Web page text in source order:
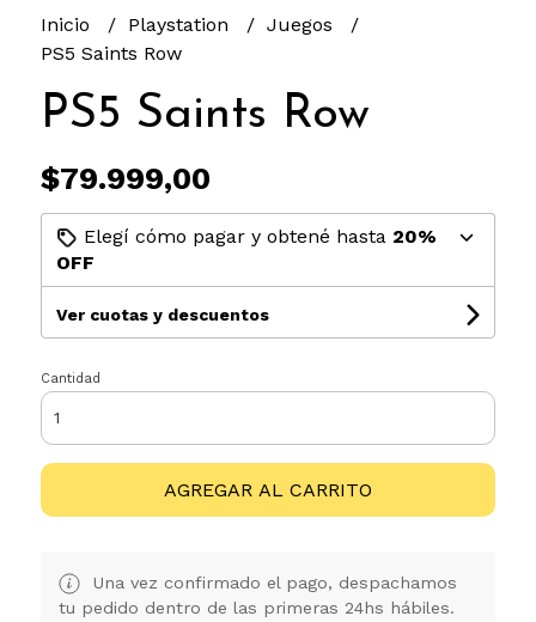
Inicio Playstation
Juegos
PS5 Saints Row
PS5 Saints Row
$79.999,00
Elegí cómo pagar y obtené hasta 20%
OFF
Ver cuotas y descuentos
Cantidad
AGREGAR AL CARRITO
Una vez confirmado el pago, despachamos
tu pedido dentro de las primeras 24hs hábiles.